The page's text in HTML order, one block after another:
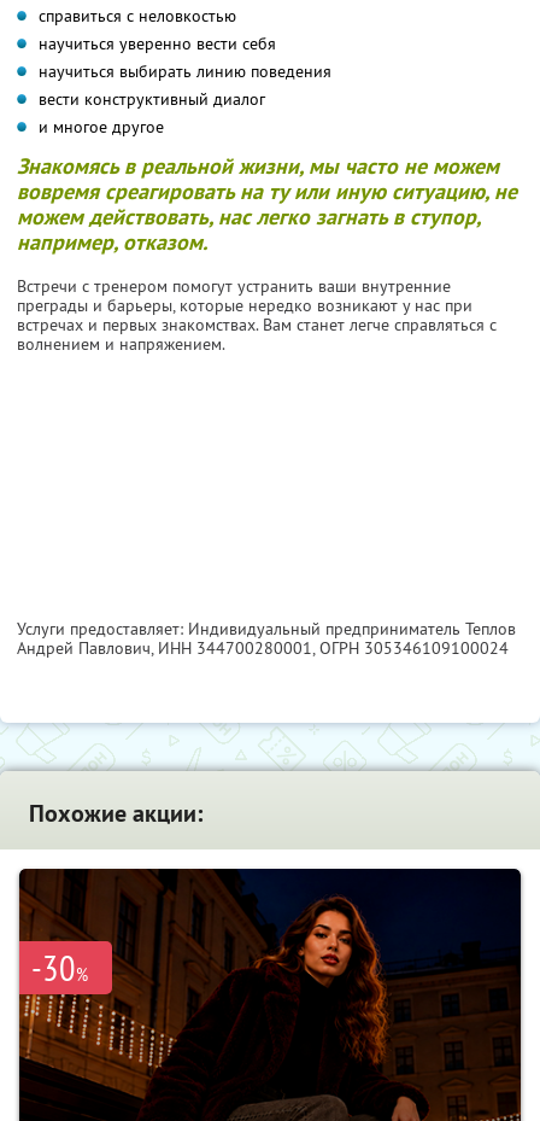
справиться с неловкостью
научиться уверенно вести себя
научиться выбирать линию поведения
вести конструктивный диалог
и многое другое
Знакомясь в реальной жизни, мы часто не можем
вовремя среагировать на ту или иную ситуацию, не
можем действовать, нас легко загнать в ступор,
например, отказом.
Встречи с тренером помогут устранить ваши внутренние
преграды и барьеры, которые нередко возникают у нас при
встречах и первых знакомствах. Вам станет легче справляться с
волнением и напряжением.
Услуги предоставляет: Индивидуальный предприниматель Теплов
Андрей Павлович, ИНН 344700280001, ОГРН 305346109100024
Похожие акции:
-30%